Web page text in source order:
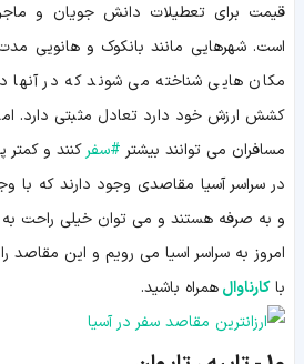
قیمت برای تعطیلات دانش جویان و
است. شهرهایی مانند بانکوک و هانویی
مکان هایی شناخته می شوند که در آنها
کشش ارزش خود دارد تعادل مثبتی دارد.
مسافران می توانند بیشتر #سفرکنند و کمتر
در سراسر آسیا مقاصدی وجود دارند که با
و به صرفه هستند و می توان خیلی راحت به
امروز به سراسر اسیا می رویم و این مقاصد
باکارناوالهمراه باشید.